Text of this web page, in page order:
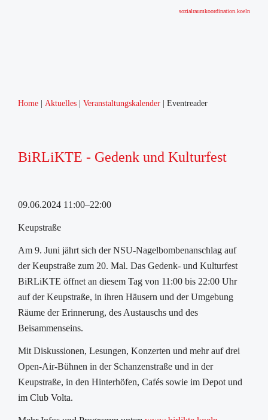
sozialraumkoordination.koeln
Home Aktuelles Veranstaltungskalender Eventreader
BiRLiKTE - Gedenk und Kulturfest
09.06.2024 11:00–22:00
Keupstraße
Am 9. Juni jährt sich der NSU-Nagelbombenanschlag auf
der Keupstraße zum 20. Mal. Das Gedenk- und Kulturfest
BiRLiKTE öffnet an diesem Tag von 11:00 bis 22:00 Uhr
auf der Keupstraße, in ihren Häusern und der Umgebung
Räume der Erinnerung, des Austauschs und des
Beisammenseins.
Mit Diskussionen, Lesungen, Konzerten und mehr auf drei
Open-Air-Bühnen in der Schanzenstraße und in der
Keupstraße, in den Hinterhöfen, Cafés sowie im Depot und
im Club Volta.